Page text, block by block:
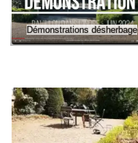
Démonstrations désherbage